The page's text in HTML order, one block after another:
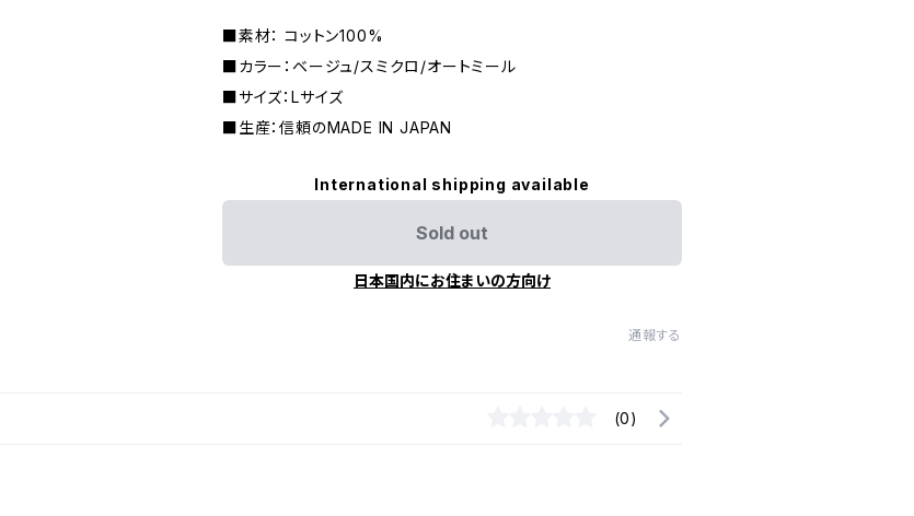
■素材： コットン100%
■カラー：ベージュ/スミクロ/オートミール
■サイズ：Lサイズ
■生産：信頼のMADE IN JAPAN
International shipping available
Sold out
日本国内にお住まいの方向け
通報する
(0)